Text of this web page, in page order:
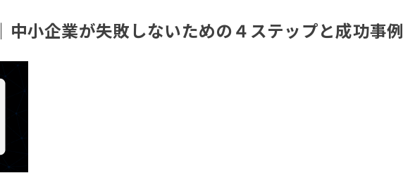
中小企業が失敗しないための４ステップと成功事例